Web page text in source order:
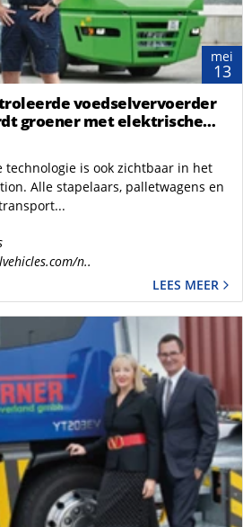
mei
13
voedselvervoerder
groener met elektrische
technologie is ook zichtbaar in het
Alle stapelaars, palletwagens en
n..
LEES MEER